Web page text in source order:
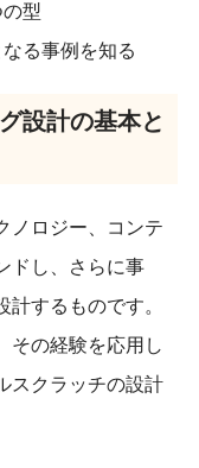
型
る事例を知る
設計の基本と
ノロジー、コンテ
ドし、さらに事
するものです。
その経験を応用し
スクラッチの設計